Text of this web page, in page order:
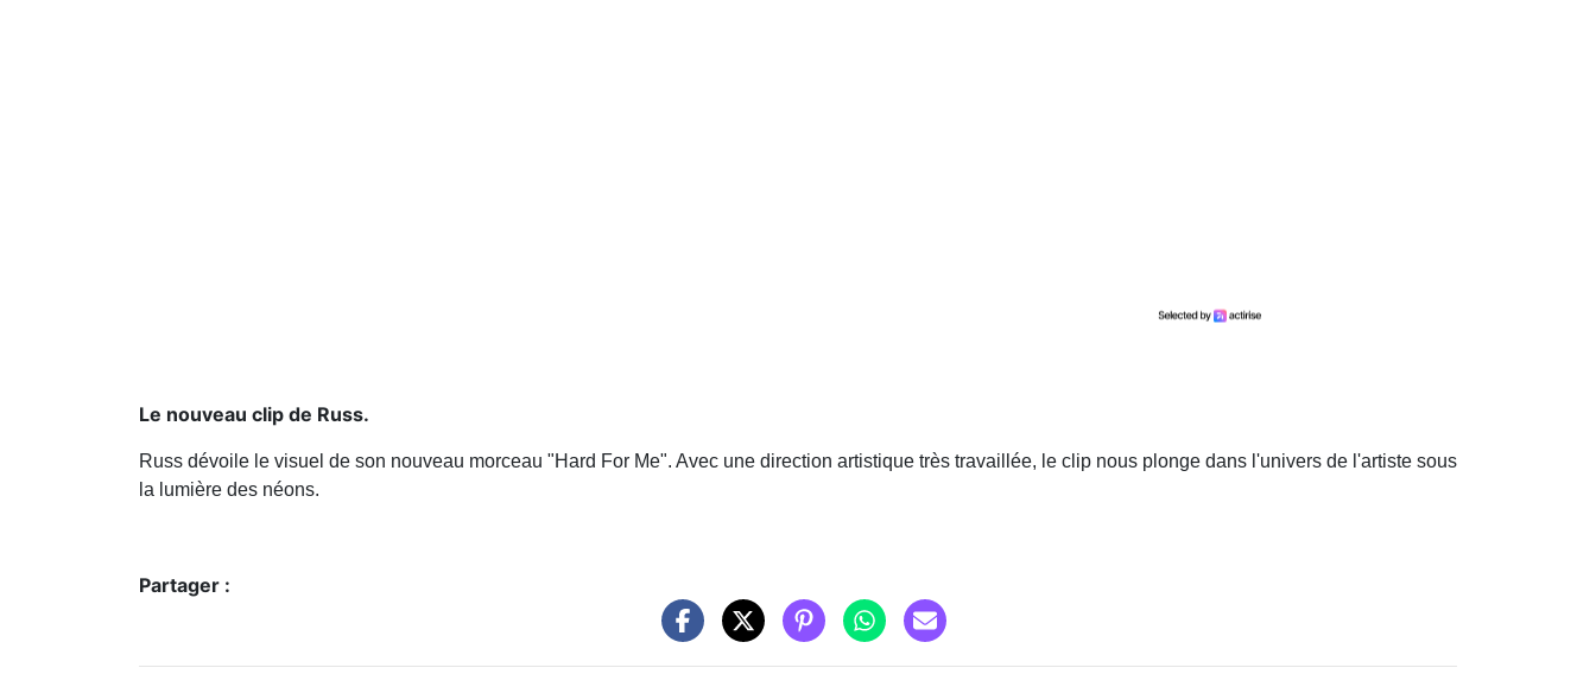
Le nouveau clip de Russ.
Russ dévoile le visuel de son nouveau morceau "Hard For Me". Avec une direction artistique très travaillée, le clip nous plonge dans l'univers de l'artiste sous
la lumière des néons.
Partager :